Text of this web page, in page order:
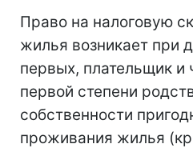
Право на налоговую
жилья возникает при
первых, плательщик и
первой степени
собственности
проживания жилья